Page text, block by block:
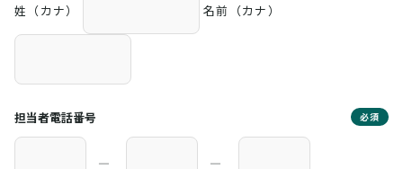
姓（カナ） 名前（カナ）
担当者電話番号 必須
― ―